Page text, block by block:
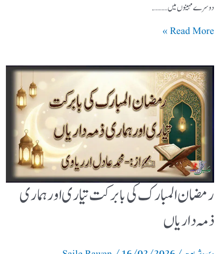
دوسرے مہینوں میں……….
Read More »
رمضان المبارک کی بابرکت تیاری اور ہماری
ذمہ داریاں